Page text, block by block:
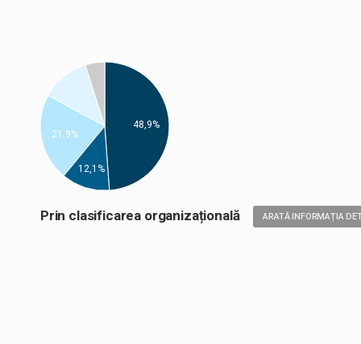
48,9%
21,9%
12,1%
Prin clasificarea organizațională ARATĂ INFORMAȚIA